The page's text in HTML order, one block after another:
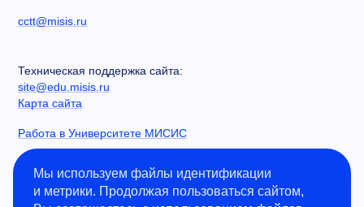
cctt@misis.ru
Техническая поддержка сайта:
site@edu.misis.ru
Карта сайта
Работа в Университете МИСИС
Сведения об образовательной организации
Информация о закупках
Мы используем файлы идентификации
и метрики. Продолжая пользоваться сайтом,